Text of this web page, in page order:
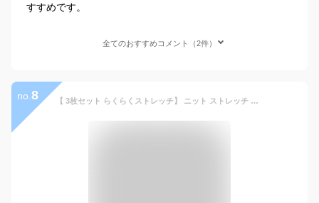
すすめです。
全てのおすすめコメント（2件）
no. 8 【 3枚セット らくらくストレッチ】 ニット ストレッチ ワイシャツ 長袖 メンズ ノーアイロン ノンアイロン smartbiz 大きい サイズ 吸汗速乾 春 夏 秋 冬 男性 父 学生 スリム ビジネス シンプル オフィスカジュアル ポロシャツ 通勤 ゴルフ 50代 60代